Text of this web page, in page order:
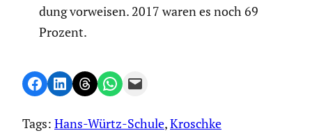
dung vorweisen. 2017 waren es noch 69
Prozent.
Share on Facebook
Share on LinkedIn
Share on Threads
Share on WhatsApp
Email this Page
Tags: Hans-Würtz-Schule, Kroschke